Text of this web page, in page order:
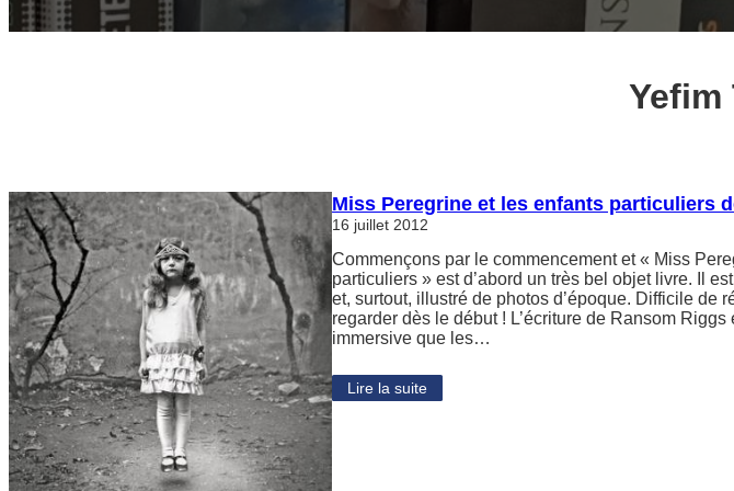
Yefim
Miss Peregrine et les enfants particuliers
16 juillet 2012
Commençons par le commencement et « Miss
particuliers » est d’abord un très bel objet livre. Il
et, surtout, illustré de photos d’époque. Difficile de
regarder dès le début ! L’écriture de Ransom
immersive que les…
Lire la suite